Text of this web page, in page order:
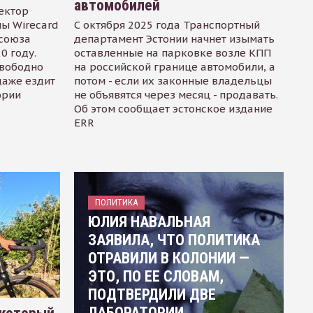
Wirecard
году.
ездит
автомобилей
С октября 2025 года Транспортный
департамент Эстонии начнет изымать
оставленные на парковке возле КПП
на российской границе автомобили, а
потом - если их законные владельцы
не объявятся через месяц - продавать.
Об этом сообщает эстонское издание
ERR
ПОЛИТИКА
ЮЛИЯ НАВАЛЬНАЯ
ЗАЯВИЛА, ЧТО ПОЛИТИКА
ОТРАВИЛИ В КОЛОНИИ —
ЭТО, ПО ЕЕ СЛОВАМ,
ПОДТВЕРДИЛИ ДВЕ